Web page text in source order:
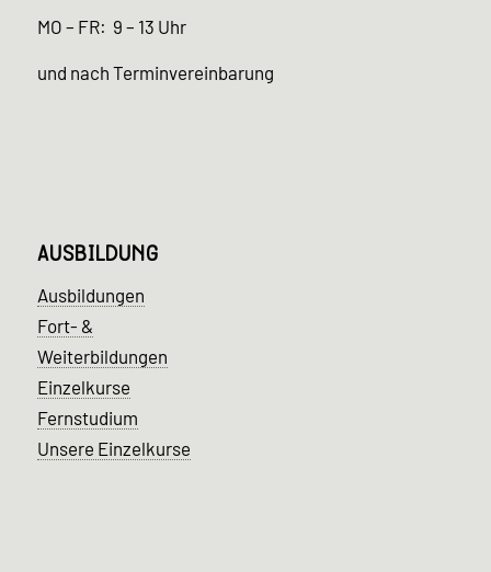
MO – FR: 9 – 13 Uhr
und nach Terminvereinbarung
AUSBILDUNG
Ausbildungen
Fort- &
Weiterbildungen
Einzelkurse
Fernstudium
Unsere Einzelkurse